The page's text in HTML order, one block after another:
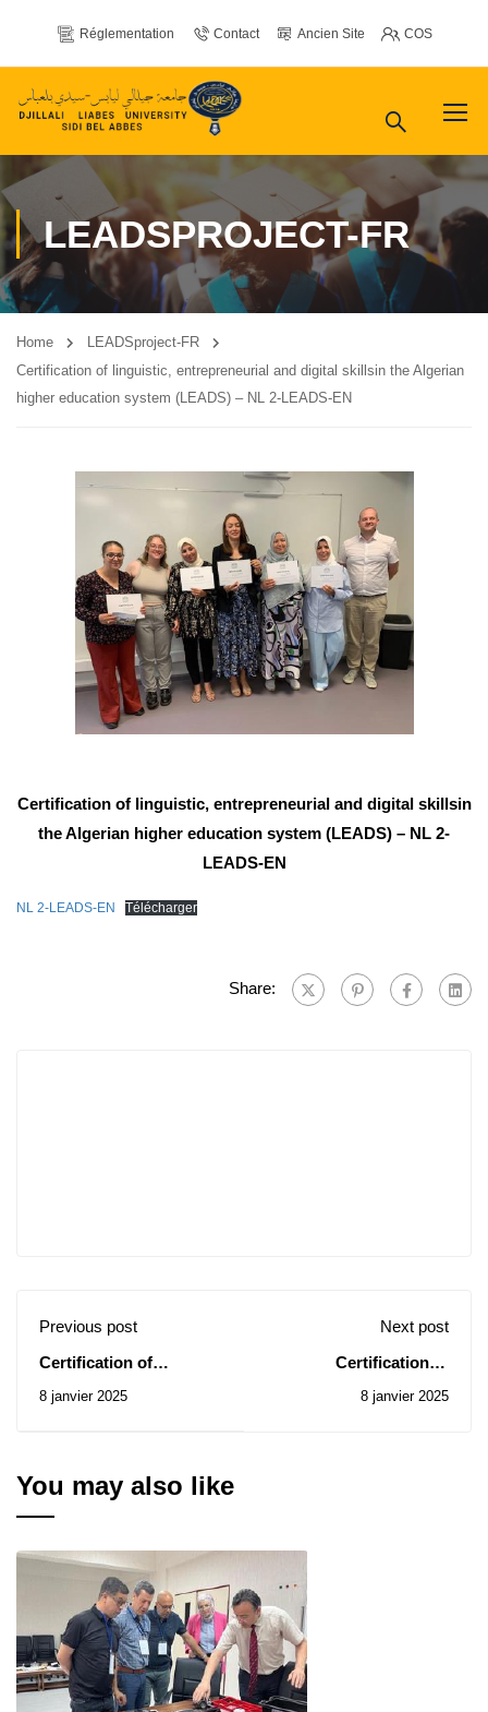
Réglementation Contact Ancien Site COS
LEADSPROJECT-FR
Home
LEADSproject-FR
Certification of linguistic, entrepreneurial and digital skillsin the Algerian
higher education system (LEADS) – NL 2-LEADS-EN
Certification of linguistic, entrepreneurial and digital skillsin
the Algerian higher education system (LEADS) – NL 2-
LEADS-EN
NL 2-LEADS-EN Télécharger
Share:
Previous post
Certification of
entrepreneurial and
(LEADS) - NL 2-LEADS-
8 janvier 2025
Next post
Certification of
entrepreneurial and
8 janvier 2025
You may also like